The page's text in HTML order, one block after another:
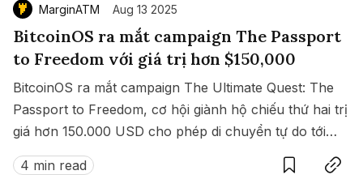
MarginATM Aug 13 2025
BitcoinOS ra mắt campaign The Passport
to Freedom với giá trị hơn $150,000
BitcoinOS ra mắt campaign The Ultimate Quest: The
Passport to Freedom, cơ hội giành hộ chiếu thứ hai trị
giá hơn 150.000 USD cho phép di chuyển tự do tới
hàng loạt quốc gia không cần visa.
4 min read
SaveCopy link